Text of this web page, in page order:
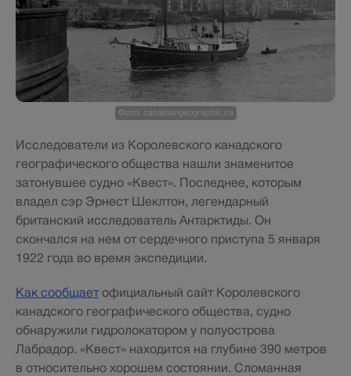
Фото: canadiangeographic.ca
Исследователи из Королевского канадского
географического общества нашли знаменитое
затонувшее судно «Квест». Последнее, которым
владел сэр Эрнест Шеклтон, легендарный
британский исследователь Антарктиды. Он
скончался на нем от сердечного приступа 5 января
1922 года во время экспедиции.
Как сообщаетофициальный сайт Королевского
канадского географического общества, судно
обнаружили гидролокатором у полуострова
Лабрадор. «Квест» находится на глубине 390 метров
в относительно хорошем состоянии. Сломанная